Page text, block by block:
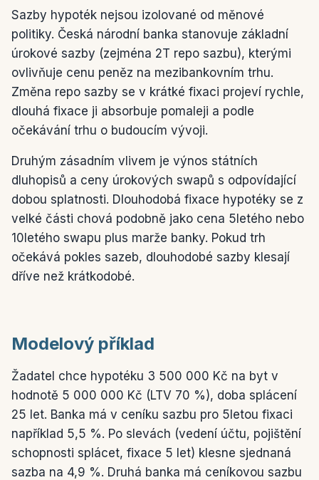
Sazby hypoték nejsou izolované od měnové
politiky. Česká národní banka stanovuje základní
úrokové sazby (zejména 2T repo sazbu), kterými
ovlivňuje cenu peněz na mezibankovním trhu.
Změna repo sazby se v krátké fixaci projeví rychle,
dlouhá fixace ji absorbuje pomaleji a podle
očekávání trhu o budoucím vývoji.
Druhým zásadním vlivem je výnos státních
dluhopisů a ceny úrokových swapů s odpovídající
dobou splatnosti. Dlouhodobá fixace hypotéky se z
velké části chová podobně jako cena 5letého nebo
10letého swapu plus marže banky. Pokud trh
očekává pokles sazeb, dlouhodobé sazby klesají
dříve než krátkodobé.
Modelový příklad
Žadatel chce hypotéku 3 500 000 Kč na byt v
hodnotě 5 000 000 Kč (LTV 70 %), doba splácení
25 let. Banka má v ceníku sazbu pro 5letou fixaci
například 5,5 %. Po slevách (vedení účtu, pojištění
schopnosti splácet, fixace 5 let) klesne sjednaná
sazba na 4,9 %. Druhá banka má ceníkovou sazbu